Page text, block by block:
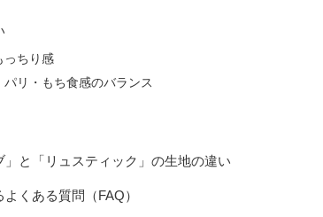
っちり感
リ・もち食感のバランス
と「リュスティック」の生地の違い
くある質問（FAQ）